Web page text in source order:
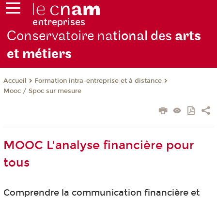
Conservatoire national des arts
et métiers
Accueil
Formation intra-entreprise et à distance
Mooc / Spoc sur mesure
MOOC L'analyse financière pour
tous
Comprendre la communication financière et